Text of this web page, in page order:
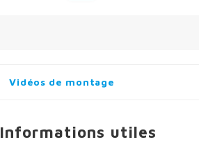
Vidéos de montage
Informations utiles